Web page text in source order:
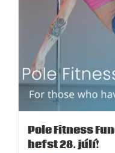
Pole Fitness
hefst 28. júlí!